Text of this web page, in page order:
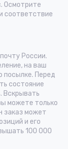
Осмотрите
соответствие
России.
на ваш
посылке. Перед
состояние
Вскрывать
можете только
заказ может
и его
100 000